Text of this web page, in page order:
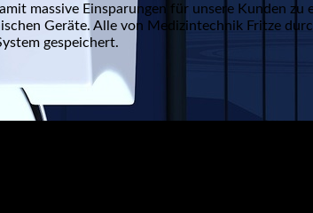
massive Einsparungen für unsere Kunden zu
Geräte. Alle von Medizintechnik Fritze
gespeichert.